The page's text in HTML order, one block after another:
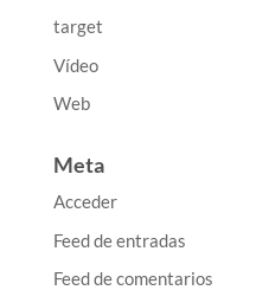
target
Vídeo
Web
Meta
Acceder
Feed de entradas
Feed de comentarios